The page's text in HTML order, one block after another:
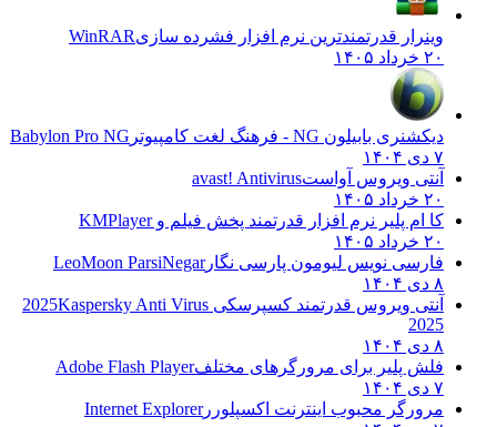
وینرار قدرتمندترین نرم افزار فشرده سازیWinRAR
۲۰ خرداد ۱۴۰۵
دیکشنری بابیلون NG - فرهنگ لغت کامپیوتر
Babylon Pro NG
۷ دی ۱۴۰۴
آنتی ویروس آواستavast! Antivirus
۲۰ خرداد ۱۴۰۵
کا ام پلیر نرم افزار قدرتمند پخش فیلم وKMPlayer
۲۰ خرداد ۱۴۰۵
فارسی نویس لیومون پارسی نگارLeoMoon ParsiNegar
۸ دی ۱۴۰۴
آنتی ویروس قدرتمند کسپرسکی 2025 Kaspersky Anti Virus
2025
۸ دی ۱۴۰۴
فلش پلیر برای مرورگرهای مختلفAdobe Flash Player
۷ دی ۱۴۰۴
مرورگر محبوب اینترنت اکسپلوررInternet Explorer